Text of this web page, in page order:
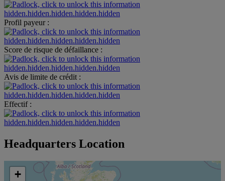
hidden.hidden.hidden.hidden.hidden
Profil payeur :
hidden.hidden.hidden.hidden.hidden
Score de risque de défaillance :
hidden.hidden.hidden.hidden.hidden
Avis de limite de crédit :
hidden.hidden.hidden.hidden.hidden
Effectif :
hidden.hidden.hidden.hidden.hidden
Headquarters Location
+